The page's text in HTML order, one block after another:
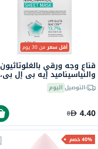
أقل سعرمن 30 يوم
قناع وجه ورقي بالغلوتاثيون
والنياسيناميد إيه بي إل بي،
25 مل، 4 قطعالتوصيل اليوم
4.40
8
40% خصم